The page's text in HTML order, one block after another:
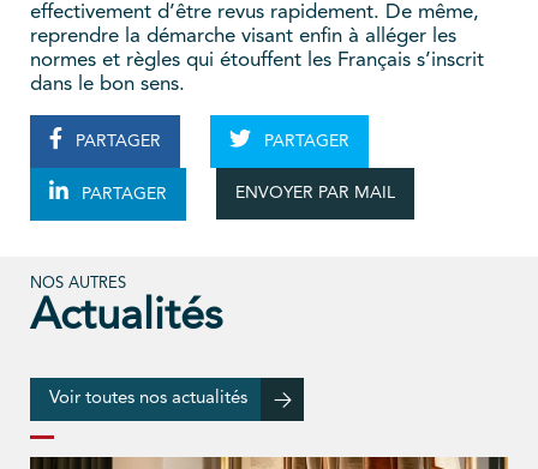
effectivement d’être revus rapidement. De même,
reprendre la démarche visant enfin à alléger les
normes et règles qui étouffent les Français s’inscrit
dans le bon sens.
PARTAGER PARTAGER
PARTAGER ENVOYER PAR MAIL
NOS AUTRES
Actualités
Voir toutes nos actualités